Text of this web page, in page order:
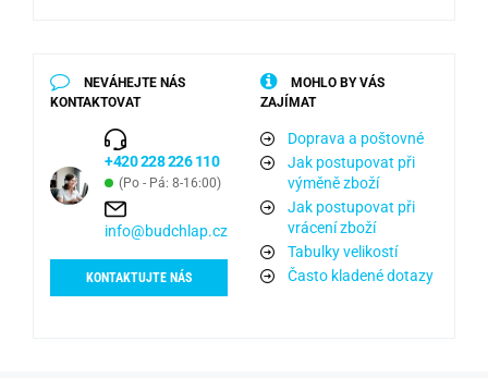
NEVÁHEJTE NÁS
KONTAKTOVAT
+420 228 226 110
(Po - Pá: 8-16:00)
info@budchlap.cz
KONTAKTUJTE NÁS
MOHLO BY VÁS
ZAJÍMAT
Doprava a poštovné
Jak postupovat při
výměně zboží
Jak postupovat při
vrácení zboží
Tabulky velikostí
Často kladené dotazy